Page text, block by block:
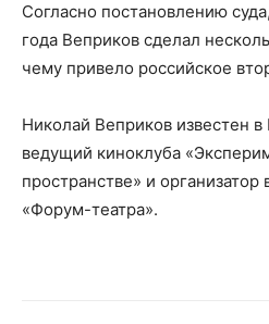
Согласно постановлению
года Веприков сделал
чему привело российское
Николай Веприков известен в
ведущий киноклуба
пространстве» и организатор
«Форум-театра».